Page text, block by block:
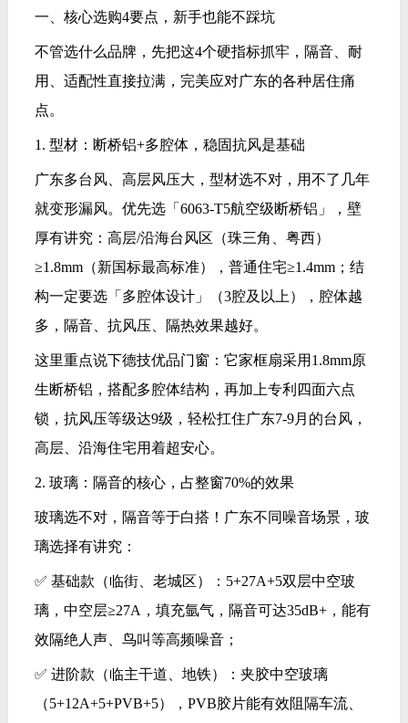
一、核心选购4要点，新手也能不踩坑
不管选什么品牌，先把这4个硬指标抓牢，隔音、耐
用、适配性直接拉满，完美应对广东的各种居住痛
点。
1. 型材：断桥铝+多腔体，稳固抗风是基础
广东多台风、高层风压大，型材选不对，用不了几年
就变形漏风。优先选「6063-T5航空级断桥铝」，壁
厚有讲究：高层/沿海台风区（珠三角、粤西）
≥1.8mm（新国标最高标准），普通住宅≥1.4mm；结
构一定要选「多腔体设计」（3腔及以上），腔体越
多，隔音、抗风压、隔热效果越好。
这里重点说下德技优品门窗：它家框扇采用1.8mm原
生断桥铝，搭配多腔体结构，再加上专利四面六点
锁，抗风压等级达9级，轻松扛住广东7-9月的台风，
高层、沿海住宅用着超安心。
2. 玻璃：隔音的核心，占整窗70%的效果
玻璃选不对，隔音等于白搭！广东不同噪音场景，玻
璃选择有讲究：
✅ 基础款（临街、老城区）：5+27A+5双层中空玻
璃，中空层≥27A，填充氩气，隔音可达35dB+，能有
效隔绝人声、鸟叫等高频噪音；
✅ 进阶款（临主干道、地铁）：夹胶中空玻璃
（5+12A+5+PVB+5），PVB胶片能有效阻隔车流、